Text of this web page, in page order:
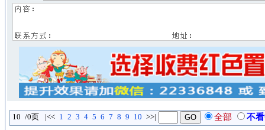
10 /0页 |<< 1 2 3 4 5 6 7 8 9 10 >>| 全部 不